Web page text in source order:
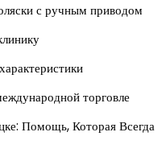
с ручным приводом
торговле
Помощь, Которая Всегда